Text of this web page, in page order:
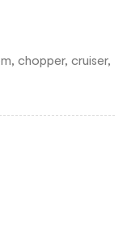
chopper, cruiser,